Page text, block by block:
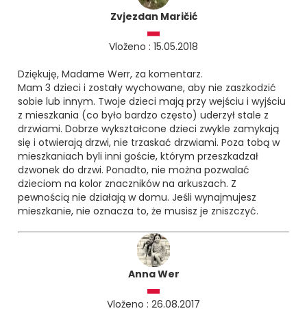
Zvjezdan Maričić
Vloženo : 15.05.2018
Dziękuję, Madame Werr, za komentarz.
Mam 3 dzieci i zostały wychowane, aby nie zaszkodzić
sobie lub innym. Twoje dzieci mają przy wejściu i wyjściu
z mieszkania (co było bardzo często) uderzył stale z
drzwiami. Dobrze wykształcone dzieci zwykle zamykają
się i otwierają drzwi, nie trzaskać drzwiami. Poza tobą w
mieszkaniach byli inni goście, którym przeszkadzał
dzwonek do drzwi. Ponadto, nie można pozwalać
dzieciom na kolor znaczników na arkuszach. Z
pewnością nie działają w domu. Jeśli wynajmujesz
mieszkanie, nie oznacza to, że musisz je zniszczyć.
Anna Wer
Vloženo : 26.08.2017